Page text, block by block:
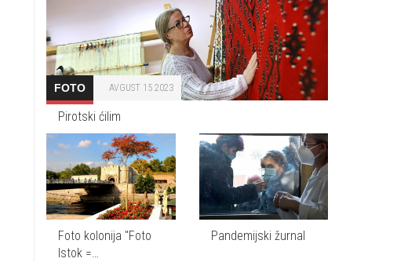
FOTO AVGUST 15 2023
Pirotski ćilim
Foto kolonija "Foto
Istok =…
Pandemijski žurnal